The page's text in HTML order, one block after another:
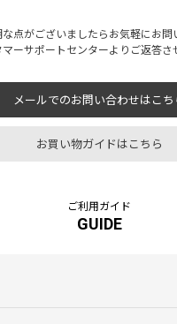
な点がございましたらお気軽にお問
マーサポートセンターよりご返答さ
メールでのお問い合わせはこち
お買い物ガイドはこちら
ご利用ガイド
GUIDE